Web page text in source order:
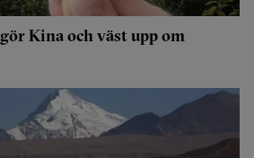
Kina och väst upp om